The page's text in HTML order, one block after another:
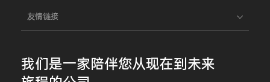
友情链接
我们是一家陪伴您从现在到未来